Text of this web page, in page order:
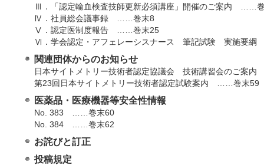
Ⅲ．「認定輸血検査技師更新必須講座」開催のご案内 ……
Ⅳ．社員総会議事録 ……巻末8
Ⅴ．認定医制度報告 ……巻末25
Ⅵ．学会認定・アフェレーシスナース 筆記試験 実施要
関連団体からのお知らせ
日本サイトメトリー技術者認定協議会 技術講習会のご案
第23回日本サイトメトリー技術者認定試験案内 ……巻末59
医薬品・医療機器等安全性情報
No. 383 ……巻末60
No. 384 ……巻末62
お詫びと訂正
投稿規定